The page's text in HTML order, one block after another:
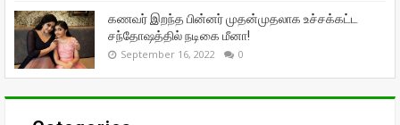
கணவர் இறந்த பின்னர் முதன்முதலாக உச்சக்கட்ட
சந்தோஷத்தில் நடிகை மீனா!
September 16, 2022 0